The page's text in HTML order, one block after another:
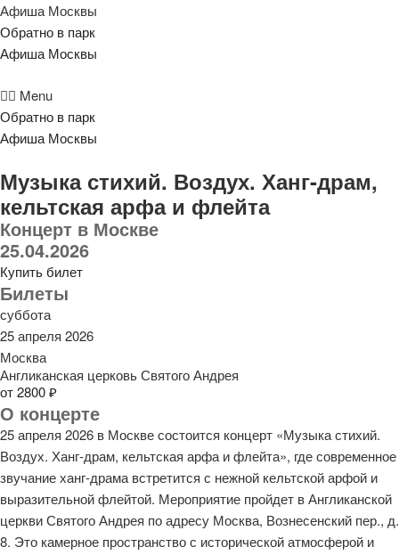
Афиша Москвы
Обратно в парк
Афиша Москвы
Menu
Обратно в парк
Афиша Москвы
Музыка стихий. Воздух. Ханг-драм,
кельтская арфа и флейта
Концерт в Москве
25.04.2026
Купить билет
Билеты
суббота
25 апреля 2026
Москва
Англиканская церковь Святого Андрея
от 2800 ₽
О концерте
25 апреля 2026 в Москве состоится концерт «Музыка стихий.
Воздух. Ханг-драм, кельтская арфа и флейта», где современное
звучание ханг-драма встретится с нежной кельтской арфой и
выразительной флейтой. Мероприятие пройдет в Англиканской
церкви Святого Андрея по адресу Москва, Вознесенский пер., д.
8. Это камерное пространство с исторической атмосферой и